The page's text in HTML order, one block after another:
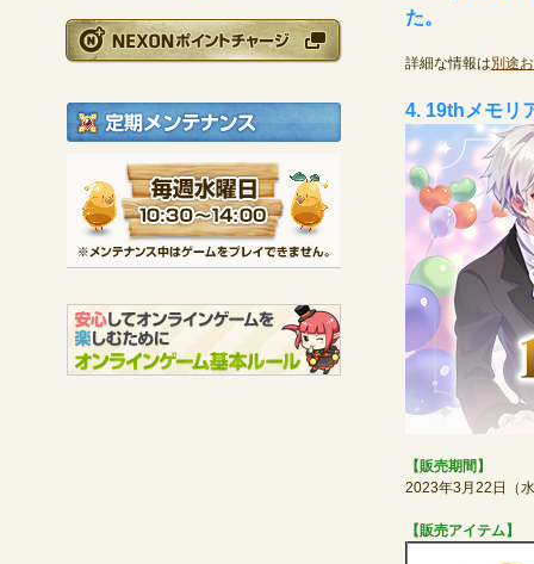
定期メンテナンス
毎週水曜日 10:30
※メンテナンス中は
た。
詳細な情報は別途
4. 19thメモリ
【販売期間】
2023年3月22日（
【販売アイテム】